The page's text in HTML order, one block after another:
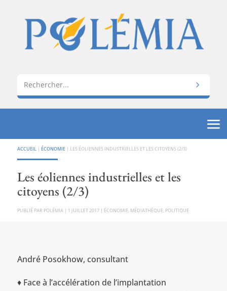
ACCUEIL | ÉCONOMIE| LES ÉOLIENNES INDUSTRIELLES ET LES CITOYENS (2/3)
Les éoliennes industrielles et les
citoyens (2/3)
PAR POLÉMIA | 1 JUILLET 2017| ÉCONOMIE, MÉDIATHÈQUE, POLITIQUE
André Posokhow, consultant
♦ Face à l’accélération de l’implantation